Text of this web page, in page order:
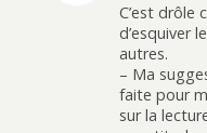
C’est drôle
d’esquiver
autres.
– Ma
faite pour
sur la